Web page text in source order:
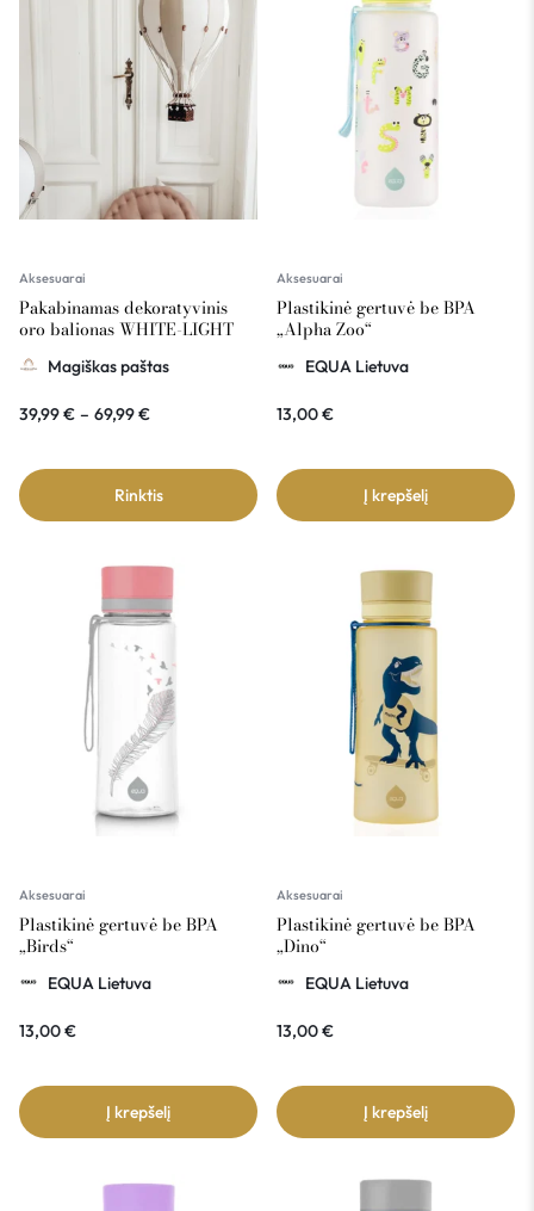
Aksesuarai
Pakabinamas dekoratyvinis
oro balionas WHITE-LIGHT
GRAY
Magiškas paštas
39,99€ – 69,99€
Rinktis
Aksesuarai
Plastikinė gertuvė be BPA
„Alpha Zoo“
EQUA Lietuva
13,00€
Į krepšelį
Aksesuarai
Plastikinė gertuvė be BPA
„Birds“
EQUA Lietuva
13,00€
Į krepšelį
Aksesuarai
Plastikinė gertuvė be BPA
„Dino“
EQUA Lietuva
13,00€
Į krepšelį